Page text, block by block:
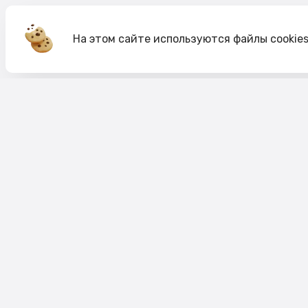
На этом сайте используются файлы cookies